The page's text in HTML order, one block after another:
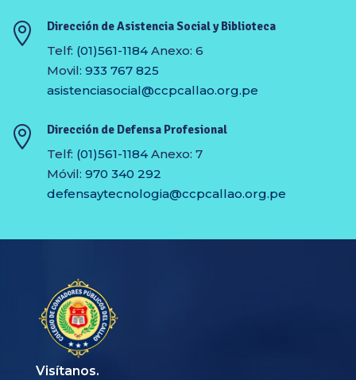
 Dirección de Asistencia Social y Biblioteca
Telf: (01)561-1184Anexo: 6
Movil: 933 767 825
asistenciasocial@ccpcallao.org.pe
 Dirección de Defensa Profesional
Telf: (01)561-1184Anexo: 7
Móvil: 970 340 292
defensaytecnologia@ccpcallao.org.pe
Visítanos.